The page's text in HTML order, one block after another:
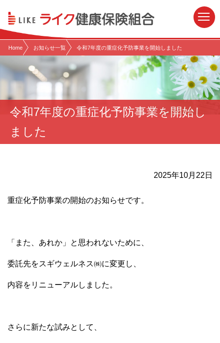
Home お知らせ一覧 令和7年度の重症化予防事業を開始しました
令和7年度の重症化予防事業を開始し
ました
2025年10月22日
重症化予防事業の開始のお知らせです。
「また、あれか」と思われないために、
委託先をスギウェルネス㈱に変更し、
内容をリニューアルしました。
さらに新たな試みとして、